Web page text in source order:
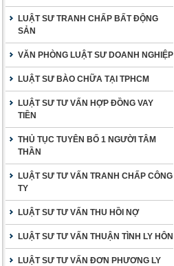
LUẬT SƯ TRANH CHẤP BẤT ĐỘNG
SẢN
VĂN PHÒNG LUẬT SƯ DOANH NGHIỆP
LUẬT SƯ BÀO CHỮA TẠI TPHCM
LUẬT SƯ TƯ VẤN HỢP ĐỒNG VAY
TIỀN
THỦ TỤC TUYÊN BỐ 1 NGƯỜI TÂM
THẦN
LUẬT SƯ TƯ VẤN TRANH CHẤP CÔNG
TY
LUẬT SƯ TƯ VẤN THU HỒI NỢ
LUẬT SƯ TƯ VẤN THUẬN TÌNH LY HÔN
LUẬT SƯ TƯ VẤN ĐƠN PHƯƠNG LY